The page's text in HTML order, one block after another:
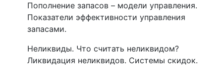
Пополнение запасов – модели управления.
Показатели эффективности управления
запасами.
Неликвиды. Что считать неликвидом?
Ликвидация неликвидов. Системы скидок.